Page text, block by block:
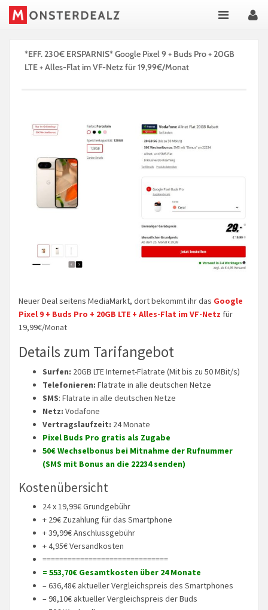
*EFF. 230€ ERSPARNIS* Google Pixel 9 + Buds Pro + 20GB
LTE + Alles-Flat im VF-Netz für 19,99€/Monat
Neuer Deal seitens MediaMarkt, dort bekommt ihr das Google
Pixel 9 + Buds Pro + 20GB LTE + Alles-Flat im VF-Netz für
19,99€/Monat
Details zum Tarifangebot
Surfen: 20GB LTE Internet-Flatrate (Mit bis zu 50 MBit/s)
Telefonieren: Flatrate in alle deutschen Netze
SMS: Flatrate in alle deutschen Netze
Netz: Vodafone
Vertragslaufzeit: 24 Monate
Pixel Buds Pro gratis als Zugabe
50€ Wechselbonus bei Mitnahme der Rufnummer
(SMS mit Bonus an die 22234 senden)
Kostenübersicht
24 x 19,99€ Grundgebühr
+ 29€ Zuzahlung für das Smartphone
+ 39,99€ Anschlussgebühr
+ 4,95€ Versandkosten
==============================
= 553,70€ Gesamtkosten über 24 Monate
– 636,48€ aktueller Vergleichspreis des Smartphones
– 98,10€ aktueller Vergleichspreis der Buds